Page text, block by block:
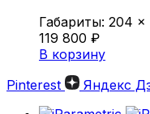
Габариты: 204 ×
119 800 ₽
В корзину
Pinterest
Яндекс